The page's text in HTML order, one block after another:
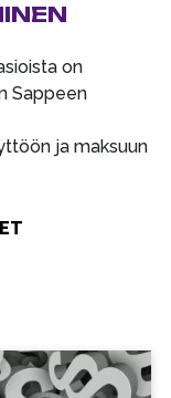
on
Sappeen
ja maksuun